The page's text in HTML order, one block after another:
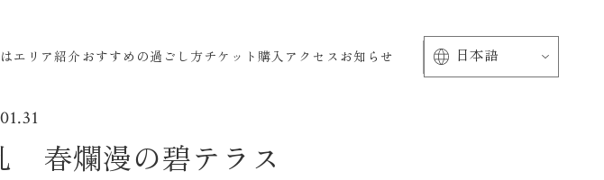
エリア紹介 おすすめの過ごし方チケット購入 アクセス お知らせ
春爛漫の碧テラス